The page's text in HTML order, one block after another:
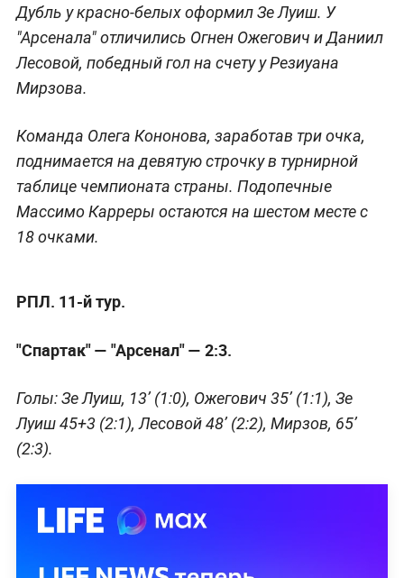
Дубль у красно-белых оформил Зе Луиш. У
"Арсенала" отличились Огнен Ожегович и Даниил
Лесовой, победный гол на счету у Резиуана
Мирзова.
Команда Олега Кононова, заработав три очка,
поднимается на девятую строчку в турнирной
таблице чемпионата страны. Подопечные
Массимо Карреры остаются на шестом месте с
18 очками.
РПЛ. 11-й тур.
"Спартак" — "Арсенал" — 2:3.
Голы: Зе Луиш, 13’ (1:0), Ожегович 35’ (1:1), Зе
Луиш 45+3 (2:1), Лесовой 48’ (2:2), Мирзов, 65’
(2:3).